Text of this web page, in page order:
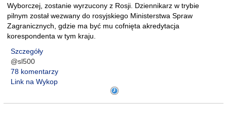
Wyborczej, zostanie wyrzucony z Rosji. Dziennikarz w trybie
pilnym został wezwany do rosyjskiego Ministerstwa Spraw
Zagranicznych, gdzie ma być mu cofnięta akredytacja
korespondenta w tym kraju.
Szczegóły
@sl500
78 komentarzy
Link na Wykop